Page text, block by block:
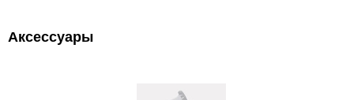
Аксессуары